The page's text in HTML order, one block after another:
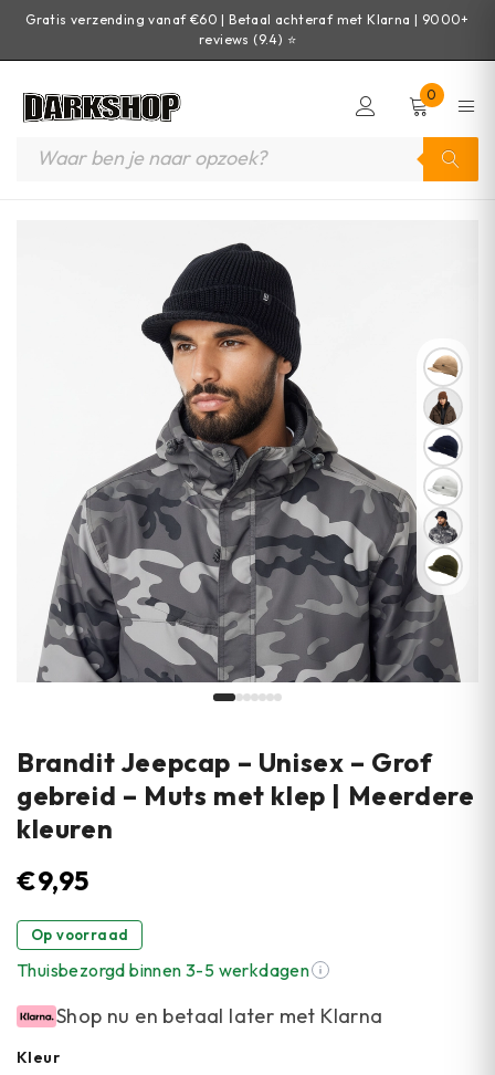
Gratis verzending vanaf €60 | Betaal achteraf met Klarna | 9000+
reviews (9.4) ⭐
0
Brandit Jeepcap – Unisex – Grof
gebreid – Muts met klep | Meerdere
kleuren
€9,95
Op voorraad
Thuisbezorgd binnen 3-5 werkdagen
Shop nu en betaal later met Klarna
Kleur